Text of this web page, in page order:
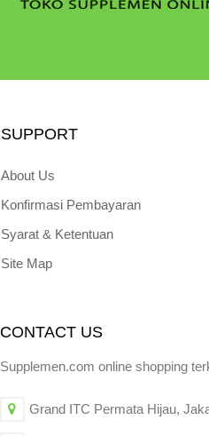
SUPPORT
About Us
Konfirmasi Pembayaran
Syarat & Ketentuan
Site Map
CONTACT US
Supplemen.com online shopping
Grand ITC Permata Hijau,